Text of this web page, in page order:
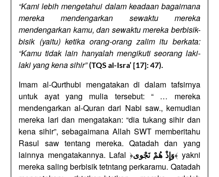
“Kami lebih mengetahui dalam keadaan bagaimana
mereka mendengarkan sewaktu mereka
mendengarkan kamu, dan sewaktu mereka berbisik-
bisik (yaitu) ketika orang-orang zalim itu berkata:
“Kamu tidak lain hanyalah mengikuti seorang laki-
laki yang kena sihir”(TQS al-Isra’ [17]: 47).
Imam al-Qurthubi mengatakan di dalam tafsirnya
untuk ayat yang mulia tersebut: “ … mereka
mendengarkan al-Quran dari Nabi saw., kemudian
mereka lari dan mengatakan: “dia tukang sihir dan
kena sihir”, sebagaimana Allah SWT memberitahu
Rasul saw tentang mereka. Qatadah dan yang
lainnya mengatakannya. Lafal ﴿وَإِذْ هُمْ نَجْوى﴾ yakni
mereka saling berbisik tetntang perkaramu. Qatadah